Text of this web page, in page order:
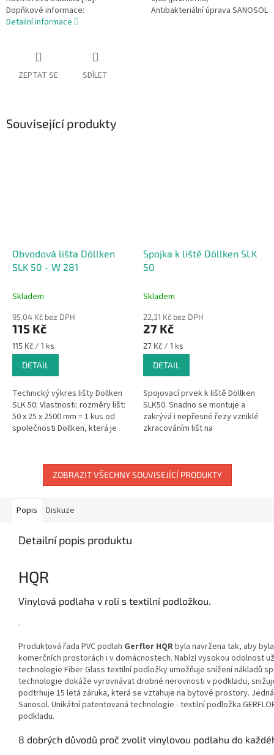
Dopňkové informace:
Antibakteriální úprava SANOSOL
Detailní informace
ZEPTAT SE SDÍLET
Související produkty
Obvodová lišta Döllken
SLK 50 - W 281
Skladem
95,04 Kč bez DPH
115 Kč
Měrná
cena:
115 Kč / 1 ks
DETAIL
Technický výkres lišty Döllken
SLK 50: Vlastnosti: rozměry lišt:
50 x 25 x 2500 mm = 1 kus od
společnosti Döllken, která je
Spojka k liště Döllken SLK
50
Skladem
22,31 Kč bez DPH
27 Kč
Měrná
cena:
27 Kč / 1 ks
DETAIL
Spojovací prvek k liště Döllken
SLK50. Snadno se montuje a
zakrývá i nepřesné řezy vzniklé
zkracováním lišt na
koncovky (levá,...
ZOBRAZIT VŠECHNY SOUVISEJÍCÍ PRODUKTY
Popis Diskuze
Detailní popis produktu
HQR
Vinylová podlaha v roli s textilní podložkou.
.
Produktová řada PVC podlah Gerflor HQRbyla navržena tak, aby
komerčních prostorách i v domácnostech. Nabízí vysokou odolnost
technologie Fiber Glass textilní podložky umožňuje snížení nákladů
technologie dokáže vyrovnávat drobné nerovnosti v podkladu,
podtrhuje 15 letá záruka, která se vztahuje na bytové prostory.
Sanosol. Unikátní patentovaná technologie - textilní podložka
podkladu.
8 dobrých důvodů proč zvolit vinylovou podlahu do